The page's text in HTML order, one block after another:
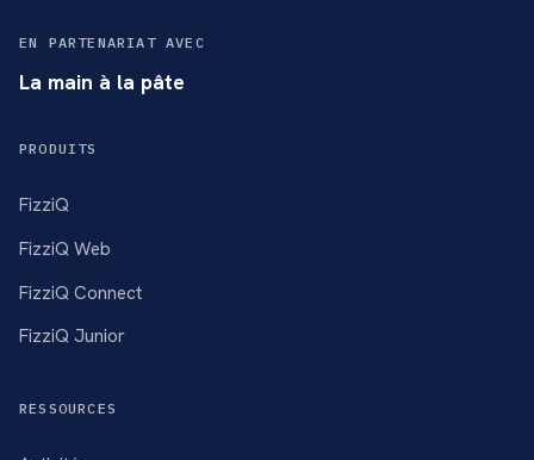
EN PARTENARIAT AVEC
La main à la pâte
PRODUITS
FizziQ
FizziQ Web
FizziQ Connect
FizziQ Junior
RESSOURCES